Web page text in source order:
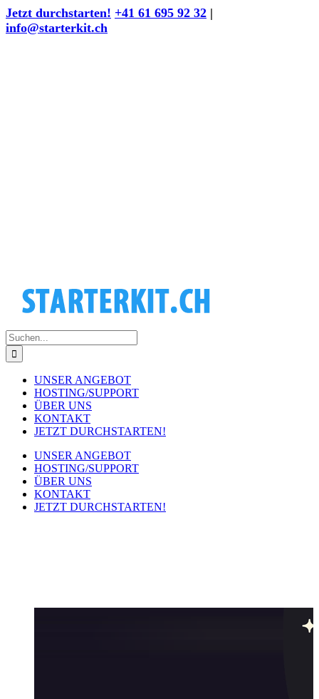
Zum
Inhalt
springen
Jetzt durchstarten! +41 61 695 92 32 |
info@starterkit.ch
Suche
nach:
UNSER ANGEBOT
HOSTING/SUPPORT
ÜBER UNS
KONTAKT
JETZT DURCHSTARTEN!
UNSER ANGEBOT
HOSTING/SUPPORT
ÜBER UNS
KONTAKT
JETZT DURCHSTARTEN!